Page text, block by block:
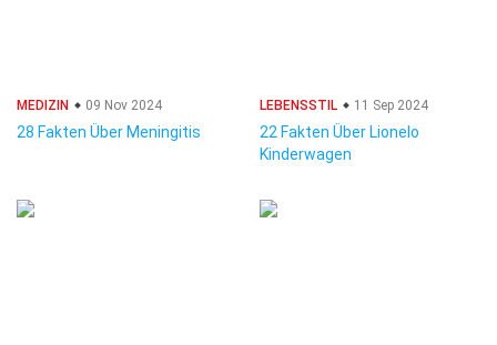
MEDIZIN 09 Nov 2024
28 Fakten Über Meningitis
LEBENSSTIL 11 Sep 2024
22 Fakten Über Lionelo
Kinderwagen